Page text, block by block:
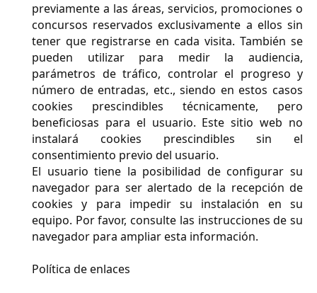
previamente a las áreas, servicios, promociones o
concursos reservados exclusivamente a ellos sin
tener que registrarse en cada visita. También se
pueden utilizar para medir la audiencia,
parámetros de tráfico, controlar el progreso y
número de entradas, etc., siendo en estos casos
cookies prescindibles técnicamente, pero
beneficiosas para el usuario. Este sitio web no
instalará cookies prescindibles sin el
consentimiento previo del usuario.
El usuario tiene la posibilidad de configurar su
navegador para ser alertado de la recepción de
cookies y para impedir su instalación en su
equipo. Por favor, consulte las instrucciones de su
navegador para ampliar esta información.
Política de enlaces